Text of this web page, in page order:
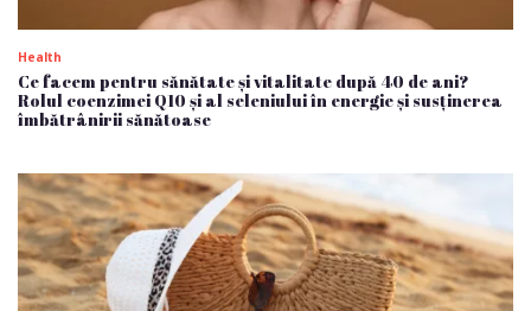
Health
Ce facem pentru sănătate și vitalitate după 40 de ani?
Rolul coenzimei Q10 și al seleniului în energie și susținerea
îmbătrânirii sănătoase